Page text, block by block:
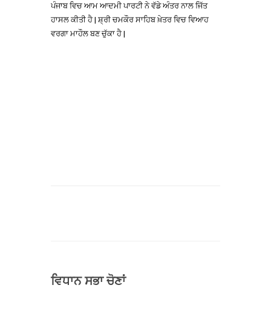
ਪੰਜਾਬ ਵਿਚ ਆਮ ਆਦਮੀ ਪਾਰਟੀ ਨੇ ਵੱਡੇ ਅੰਤਰ ਨਾਲ ਜਿੱਤ
ਹਾਸਲ ਕੀਤੀ ਹੈ | ਸ਼੍ਰੀ ਚਮਕੌਰ ਸਾਹਿਬ ਖ਼ੇਤਰ ਵਿਚ ਵਿਆਹ
ਵਰਗਾ ਮਾਹੌਲ ਬਣ ਚੁੱਕਾ ਹੈ |
ਵਿਧਾਨ ਸਭਾ ਚੋਣਾਂ